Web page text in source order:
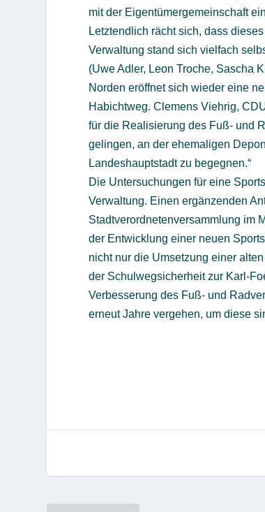
mit der Eigentümergemeinschaft
Letztendlich rächt sich, dass
Verwaltung stand sich vielfach
(Uwe Adler, Leon Troche, Sascha
Norden eröffnet sich wieder eine
Habichtweg. Clemens Viehrig,
für die Realisierung des Fuß- und
gelingen, an der ehemaligen
Landeshauptstadt zu begegnen.“
Die Untersuchungen für eine
Verwaltung. Einen ergänzenden
Stadtverordnetenversammlung im
der Entwicklung einer neuen
nicht nur die Umsetzung einer
der Schulwegsicherheit zur Karl-
Verbesserung des Fuß- und
erneut Jahre vergehen, um diese